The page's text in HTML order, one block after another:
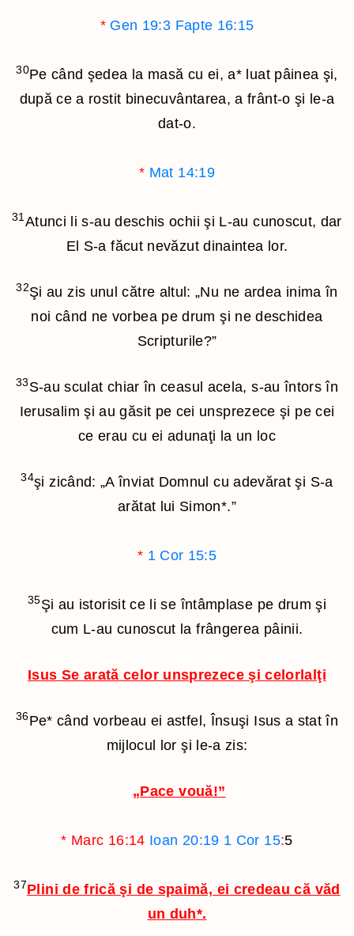
* Gen 19:3 Fapte 16:15
30Pe când şedea la masă cu ei, a* luat pâinea şi,
după ce a rostit binecuvântarea, a frânt-o şi le-a
dat-o.
* Mat 14:19
31Atunci li s-au deschis ochii şi L-au cunoscut, dar
El S-a făcut nevăzut dinaintea lor.
32Şi au zis unul către altul: „Nu ne ardea inima în
noi când ne vorbea pe drum şi ne deschidea
Scripturile?”
33 S-au sculat chiar în ceasul acela, s-au întors în
Ierusalim şi au găsit pe cei unsprezece şi pe cei
ce erau cu ei adunaţi la un loc
34şi zicând: „A înviat Domnul cu adevărat şi S-a
arătat lui Simon*.”
* 1 Cor 15:5
35Şi au istorisit ce li se întâmplase pe drum şi
cum L-au cunoscut la frângerea pâinii.
Isus Se arată celor unsprezece şi celorlalţi
36Pe* când vorbeau ei astfel, Însuşi Isus a stat în
mijlocul lor şi le-a zis:
„Pace vouă!”
* Marc 16:14 Ioan 20:19 1 Cor 15:5
37Plini de frică şi de spaimă, ei credeau că văd
un duh*.